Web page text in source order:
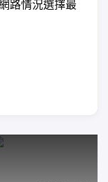
路情況選擇最